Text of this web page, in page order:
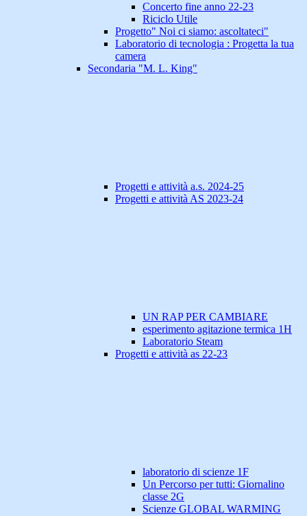
Concerto fine anno 22-23
Riciclo Utile
Progetto" Noi ci siamo: ascoltateci"
Laboratorio di tecnologia : Progetta la tua
camera
Secondaria "M. L. King"
Progetti e attività a.s. 2024-25
Progetti e attività AS 2023-24
UN RAP PER CAMBIARE
esperimento agitazione termica 1H
Laboratorio Steam
Progetti e attività as 22-23
laboratorio di scienze 1F
Un Percorso per tutti: Giornalino
classe 2G
Scienze GLOBAL WARMING